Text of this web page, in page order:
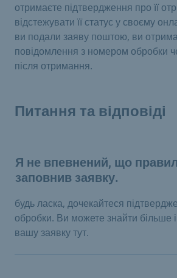
отримаєте підтвердження про її
відстежувати її статус у своєму
ви подали заяву поштою, ви
повідомлення з номером обробки
після отримання.
Питання та відповіді
Я не впевнений, що
заповнив заявку.
будь ласка, дочекайтеся
обробки. Ви можете знайти більше
вашу заявку тут.